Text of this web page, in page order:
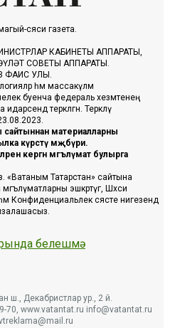
сәяси газета.
КАБИНЕТЫ АППАРАТЫ,
СОВЕТЫ АППАРАТЫ.
ФАИС УЛЫ.
һәм массакүләм
буенча федераль хезмәтенең
теркәлгән. Теркәлү
сайтыннан материалларны
күрсәтү мәҗбүри.
кергән мәгълүмат булырга
«Ватаным Татарстан» сайтына
мәгълүматларны эшкәртүгә, Шәхси
Конфиденциальлек сәясәте нигезендә
белешмә
ш., Декабристлар ур., 2 й.
70, www.vatantat.ru info@vatantat.ru